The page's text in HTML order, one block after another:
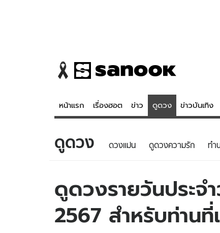
หน้าแรก เรื่องฮอต ข่าว ดูดวง ข่าวบันเทิง
ข่าว
ข่าวบันเทิง
ข่าวกีฬา
ข่าวเศรษฐกิจ
ดูดวง -
สถิติหวย
หวยลาว
ดูดวง ดวงแม่น ดูดวงความรัก ทํา
ดูดวงรายวันประ
2567 สำหรับท่าน